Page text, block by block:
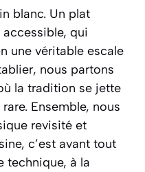
blanc. Un plat
qui
une véritable escale
nous partons
la tradition se jette
Ensemble, nous
revisité et
c’est avant tout
technique, à la